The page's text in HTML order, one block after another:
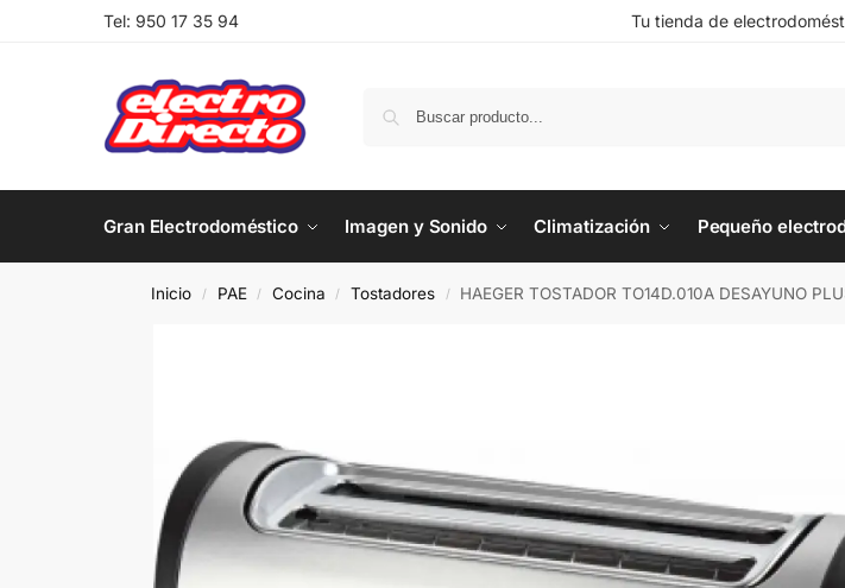
Tel: 950 17 35 94 Tu tienda de
Gran Electrodoméstico Imagen y Sonido Climatización Pequeño
Inicio / PAE / Cocina / Tostadores / HAEGER TOSTADOR TO14D.010A DESAYUNO